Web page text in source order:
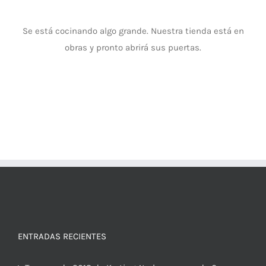
Se está cocinando algo grande. Nuestra tienda está en
obras y pronto abrirá sus puertas.
ENTRADAS RECIENTES